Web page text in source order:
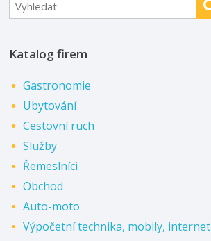
Katalog firem
Gastronomie
Ubytování
Cestovní ruch
Služby
Řemeslníci
Obchod
Auto-moto
Výpočetní technika, mobily, internet